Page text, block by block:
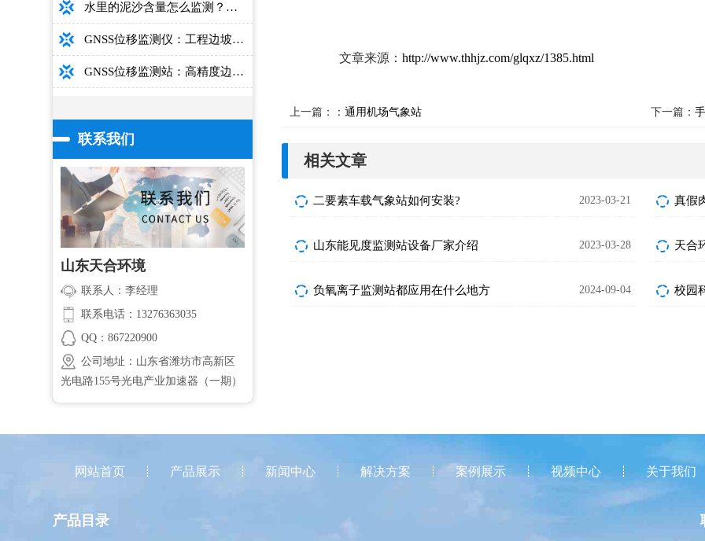
水里的泥沙含量怎么监测？用这款光电测沙仪超方便！
GNSS位移监测仪：工程边坡毫米级高精度安全监测设备
GNSS位移监测站：高精度边坡大坝桥梁安全监测设备介绍
联系我们
山东天合环境
联系人：李经理
联系电话：13276363035
QQ：867220900
公司地址：山东省潍坊市高新区
光电路155号光电产业加速器（一期）
文章来源：http://www.thhjz.com/glqxz/1385.html
上一篇：： 通用机场气象站 下一篇：
相关文章
二要素车载气象站如何安装? 2023-03-21 真假
山东能见度监测站设备厂家介绍 2023-03-28 天合
负氧离子监测站都应用在什么地方 2024-09-04 校园
网站首页 产品展示 新闻中心 解决方案 案例展示 视频中心 关于我们
产品目录